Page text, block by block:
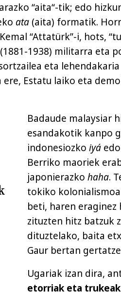
“aita“-tik; edo
ata (aita) formatik.
“Attatürk”-i, hots,
1938) militarra eta
eta
ere, Estatu laiko eta
Badaude malaysiar
esandakotik kanpo
indonesiozko iyá edo
Berriko maoriek
japonierazko haha.
tokiko
beti, haren
zituzten hitz batzuk
dituztelako, baita
Gaur bertan
Ugariak izan dira,
etorriak eta trukeak